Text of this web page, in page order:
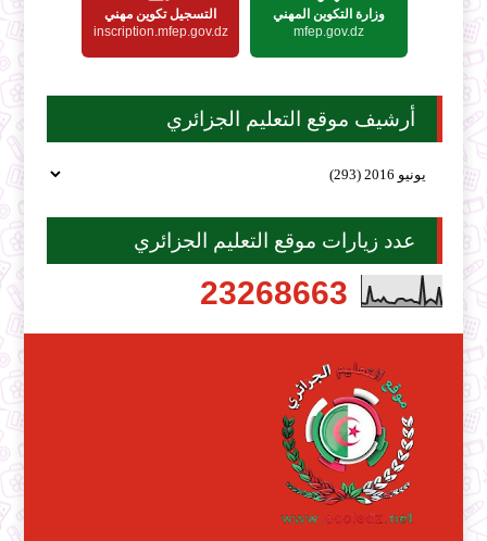
وزارة التكوين المهني
mfep.gov.dz
التسجيل تكوين مهني
inscription.mfep.gov.dz
أرشيف موقع التعليم الجزائري
عدد زيارات موقع التعليم الجزائري
23268663